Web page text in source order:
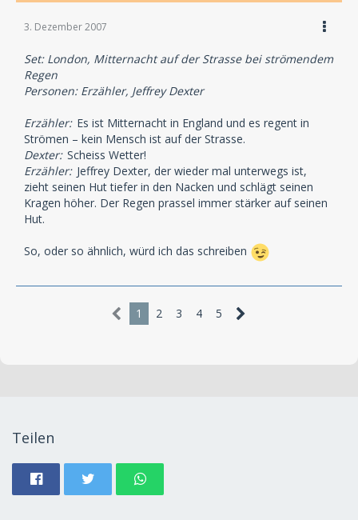
3. Dezember 2007
Set: London, Mitternacht auf der Strasse bei strömendem
Regen
Personen: Erzähler, Jeffrey Dexter
Erzähler: Es ist Mitternacht in England und es regent in
Strömen – kein Mensch ist auf der Strasse.
Dexter: Scheiss Wetter!
Erzähler: Jeffrey Dexter, der wieder mal unterwegs ist,
zieht seinen Hut tiefer in den Nacken und schlägt seinen
Kragen höher. Der Regen prassel immer stärker auf seinen
Hut.
So, oder so ähnlich, würd ich das schreiben
1 2 3 4 5
Teilen